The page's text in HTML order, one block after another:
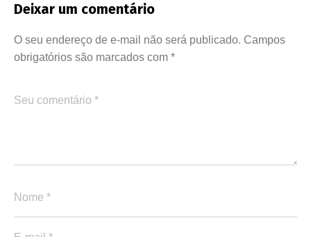
Deixar um comentário
O seu endereço de e-mail não será publicado. Campos
obrigatórios são marcados com *